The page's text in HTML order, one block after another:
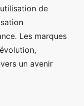
de
Les marques
un avenir